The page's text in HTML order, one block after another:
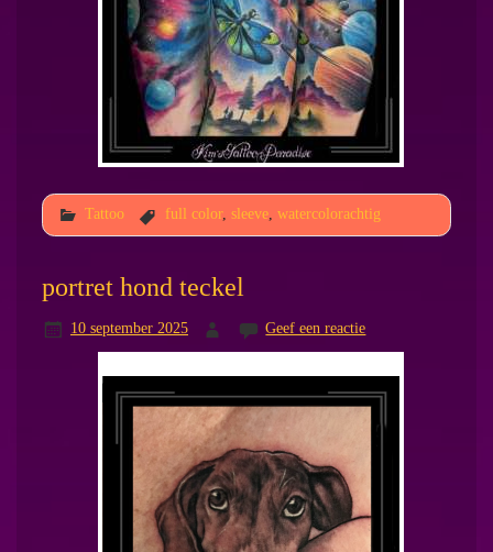
Tattoo full color, sleeve, watercolorachtig
portret hond teckel
10 september 2025 Geef een reactie